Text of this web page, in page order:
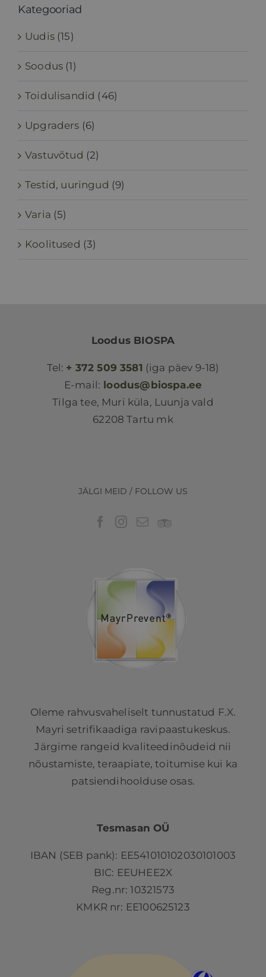
Kategooriad
Uudis (15)
Soodus (1)
Toidulisandid (46)
Upgraders (6)
Vastuvõtud (2)
Testid, uuringud (9)
Varia (5)
Koolitused (3)
Loodus BIOSPA
Tel: + 372 509 3581 (iga päev 9-18)
E-mail: loodus@biospa.ee
Tilga tee, Muri küla, Luunja vald
62208 Tartu mk
JÄLGI MEID / FOLLOW US
Oleme rahvusvaheliselt tunnustatud F.X.
Mayri setrifikaadiga ravipaastukeskus.
Järgime rangeid kvaliteedinõudeid nii
nõustamiste, teraapiate, toitumise kui ka
patsiendihoolduse osas.
Tesmasan OÜ
IBAN (SEB pank): EE541010102030101003
BIC: EEUHEE2X
Reg.nr: 10321573
KMKR nr: EE100625123